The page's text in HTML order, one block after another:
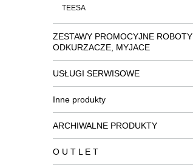
TEESA
ZESTAWY PROMOCYJNE ROBOTY
ODKURZACZE, MYJACE
USŁUGI SERWISOWE
Inne produkty
ARCHIWALNE PRODUKTY
O U T L E T